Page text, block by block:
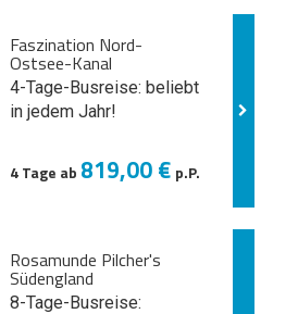
Faszination Nord-
Ostsee-Kanal
4-Tage-Busreise: beliebt
in jedem Jahr!
4 Tage ab 819,00 € p.P.
Rosamunde Pilcher's
Südengland
8-Tage-Busreise: